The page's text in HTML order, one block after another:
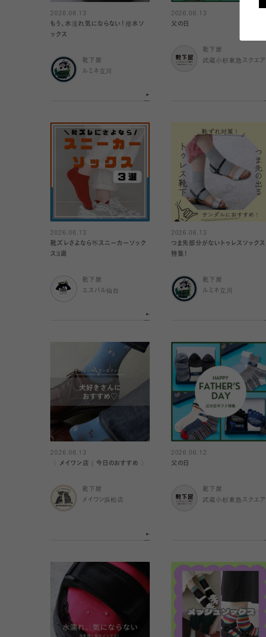
2026.06.13
もう、水濡れ気にならない！撥水ソ
ックス
靴下屋
ルミネ立川
2026.06.13
父の日
靴下屋
武蔵小杉東急スクエア
2026.06.13
靴ズレさよなら👋スニーカーソック
ス3選
靴下屋
エスパル仙台
2026.06.13
つま先部分がないトゥレスソックス
特集！
靴下屋
ルミネ立川
2026.06.13
〈 メイワン店｜今日のおすすめ 〉
靴下屋
メイワン浜松店
2026.06.12
父の日
靴下屋
武蔵小杉東急スクエア